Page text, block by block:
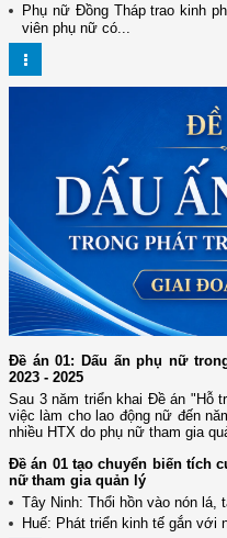
Phụ nữ Đồng Tháp trao kinh
viên phụ nữ có...
Đề án 01: Dấu ấn phụ nữ
2023 - 2025
Sau 3 năm triển khai Đề án "Hỗ
việc làm cho lao động nữ đến
nhiều HTX do phụ nữ tham gia
Đề án 01 tạo chuyển biến tích
nữ tham gia quản lý
Tây Ninh: Thổi hồn vào nón lá,
Huế: Phát triển kinh tế gắn với